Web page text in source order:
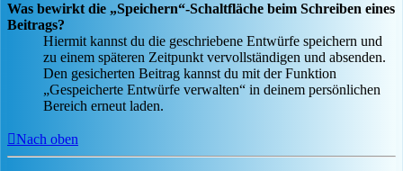
Was bewirkt die „Speichern“-Schaltfläche beim Schreiben eines
Beitrags?
Hiermit kannst du die geschriebene Entwürfe speichern und
zu einem späteren Zeitpunkt vervollständigen und absenden.
Den gesicherten Beitrag kannst du mit der Funktion
„Gespeicherte Entwürfe verwalten“ in deinem persönlichen
Bereich erneut laden.
Nach oben